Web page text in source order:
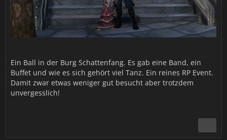
Ein Ball in der Burg Schattenfang. Es gab eine Band, ein
Buffet und wie es sich gehört viel Tanz. Ein reines RP Event.
Damit zwar etwas weniger gut besucht aber trotzdem
unvergesslich!